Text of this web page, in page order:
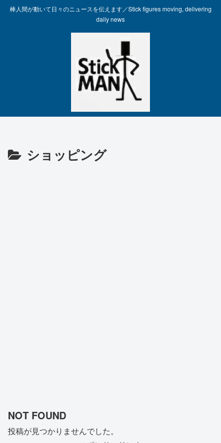
棒人間が動いて日々のニュースを伝えます／Stick figures moving, delivering
daily news
ショッピング
NOT FOUND
投稿が見つかりませんでした。